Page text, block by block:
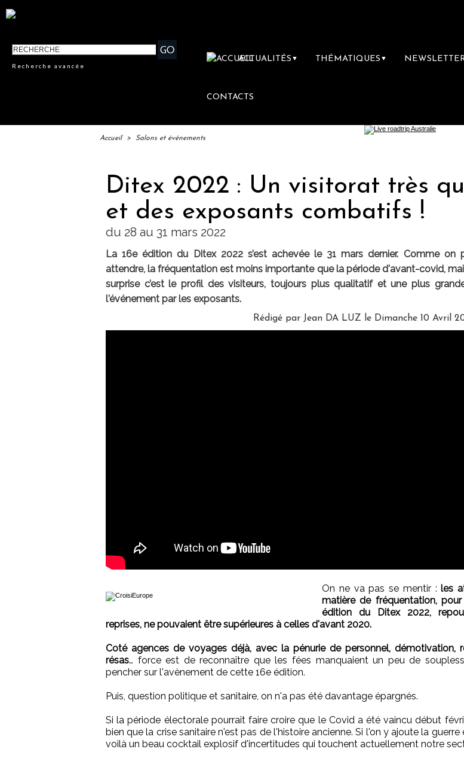
Recherche avancée
ACTUALITÉS ▼ THÉMATIQUES ▼
CONTACTS
Accueil > Salons et événements
Ditex 2022 : Un visitorat très
et des exposants combatifs !
du 28 au 31 mars 2022
La 16e édition du Ditex 2022 s’est achevée le 31 mars dernier. Comme on
attendre, la fréquentation est moins importante que la période d'avant-covid,
surprise c’est le profil des visiteurs, toujours plus qualitatif et une plus
l'événement par les exposants.
Rédigé par Jean DA LUZ le Dimanche 10 Avril
On ne va pas se mentir :les
matière de fréquentation,
édition du Ditex 2022,
reprises, ne pouvaient être supérieures à celles d'avant 2020.
Coté agences de voyages déjà, avec la pénurie de personnel, démotivation,
résas… force est de reconnaître que les fées manquaient un peu de
pencher sur l'avènement de cette 16e édition.
Puis, question politique et sanitaire, on n'a pas été davantage épargnés.
Si la période électorale pourrait faire croire que le Covid a été vaincu début
bien que la crise sanitaire n'est pas de l'histoire ancienne. Si l'on y ajoute la guerre
voilà un beau cocktail explosif d'incertitudes qui touchent actuellement notre